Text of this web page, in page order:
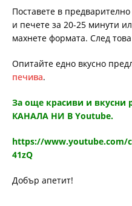
Поставете в
и печете за 20-25 минути
махнете формата. След
Опитайте едно вкусно
печива.
За още красиви и
КАНАЛА НИ В Youtube.
https://www.youtube.com/
41zQ
Добър апетит!